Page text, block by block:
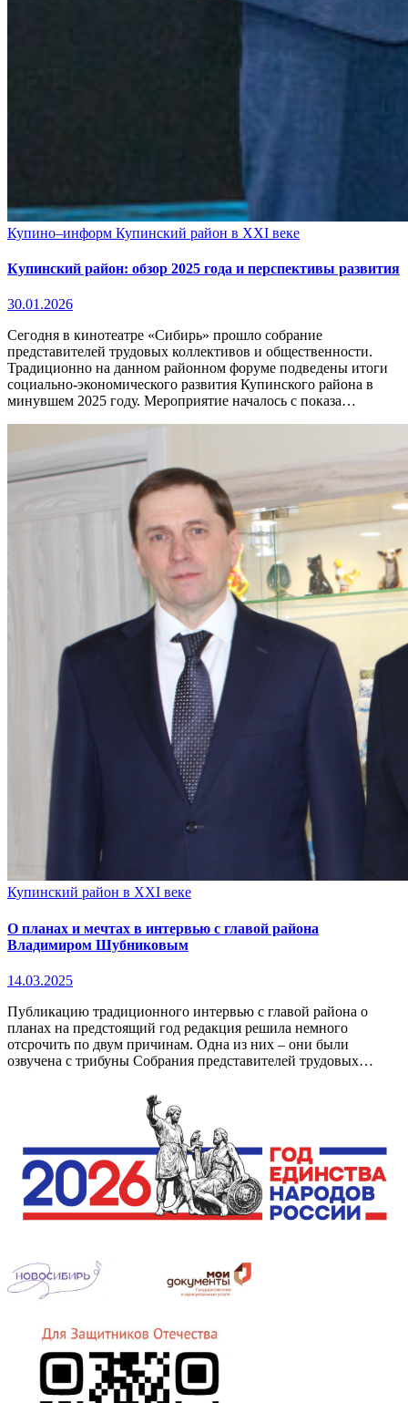
Купино–информ Купинский район в XXI веке
Купинский район: обзор 2025 года и перспективы развития
30.01.2026
Сегодня в кинотеатре «Сибирь» прошло собрание
представителей трудовых коллективов и общественности.
Традиционно на данном районном форуме подведены итоги
социально-экономического развития Купинского района в
минувшем 2025 году. Мероприятие началось с показа…
Купинский район в XXI веке
О планах и мечтах в интервью с главой района
Владимиром Шубниковым
14.03.2025
Публикацию традиционного интервью с главой района о
планах на предстоящий год редакция решила немного
отсрочить по двум причинам. Одна из них – они были
озвучена с трибуны Собрания представителей трудовых…